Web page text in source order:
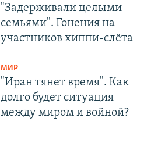
"Задерживали целыми
семьями". Гонения на
участников хиппи-слёта
МИР
"Иран тянет время". Как
долго будет ситуация
между миром и войной?